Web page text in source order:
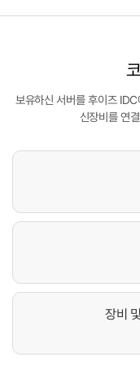
보유하신 서버를 후이즈
신장비를 연
장비